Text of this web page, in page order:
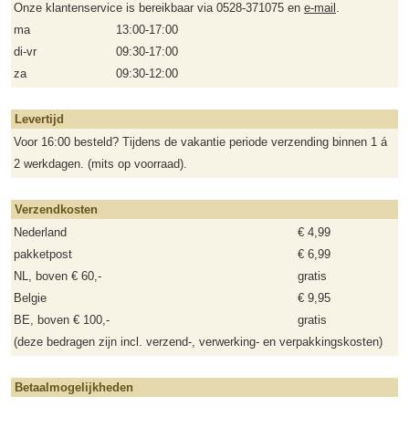
Onze klantenservice is bereikbaar via 0528-371075 en e-mail .
ma
13:00-17:00
di-vr
09:30-17:00
za
09:30-12:00
Levertijd
Voor 16:00 besteld? Tijdens de vakantie periode verzending binnen 1 á
2 werkdagen. (mits op voorraad).
Verzendkosten
Nederland
€ 4,99
pakketpost
€ 6,99
NL, boven € 60,-
gratis
Belgie
€ 9,95
BE, boven € 100,-
gratis
(deze bedragen zijn incl. verzend-, verwerking- en verpakkingskosten)
Betaalmogelijkheden